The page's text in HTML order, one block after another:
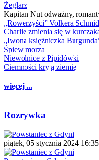
Żeglarz
Kapitan Nut odważny,
„Rowerzyści” Volkera
Charlie zmienia się w
„Iwona księżniczka
Śpiew morza
Niewolnice z Pipidówki
Ciemności kryją ziemię
więcej ...
Rozrywka
piątek, 05 stycznia 2024 16:35